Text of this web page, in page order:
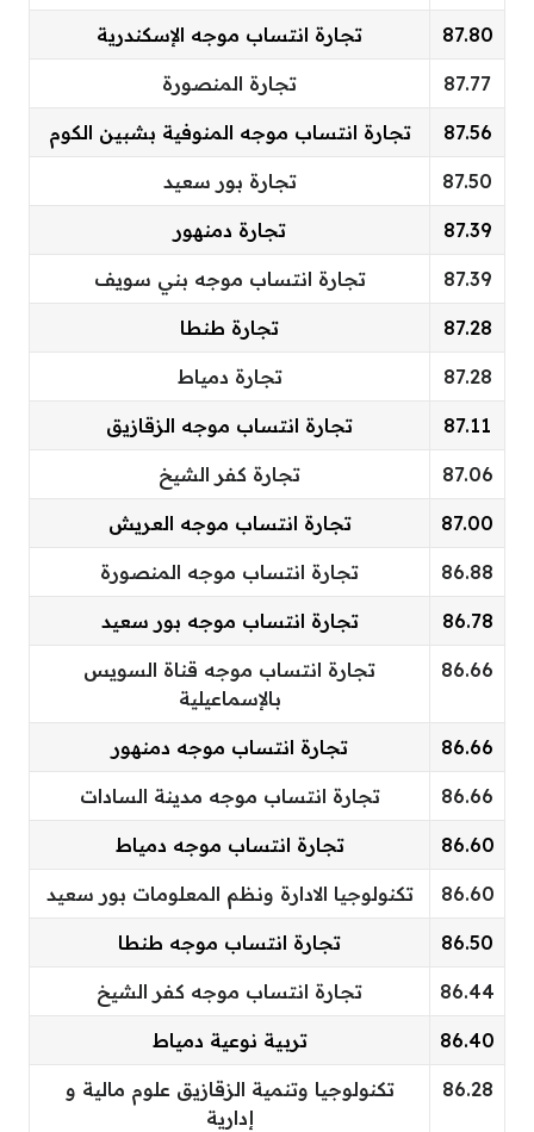
تجارة انتساب موجه الإسكندرية 87.80
تجارة المنصورة 87.77
تجارة انتساب موجه المنوفية بشبين الكوم 87.56
تجارة بور سعيد 87.50
تجارة دمنهور 87.39
تجارة انتساب موجه بني سويف 87.39
تجارة طنطا 87.28
تجارة دمياط 87.28
تجارة انتساب موجه الزقازيق 87.11
تجارة كفر الشيخ 87.06
تجارة انتساب موجه العريش 87.00
تجارة انتساب موجه المنصورة 86.88
تجارة انتساب موجه بور سعيد 86.78
تجارة انتساب موجه قناة السويس
بالإسماعيلية
86.66
تجارة انتساب موجه دمنهور 86.66
تجارة انتساب موجه مدينة السادات 86.66
تجارة انتساب موجه دمياط 86.60
تكنولوجيا الادارة ونظم المعلومات بور سعيد 86.60
تجارة انتساب موجه طنطا 86.50
تجارة انتساب موجه كفر الشيخ 86.44
تربية نوعية دمياط 86.40
تكنولوجيا وتنمية الزقازيق علوم مالية و
إدارية
86.28